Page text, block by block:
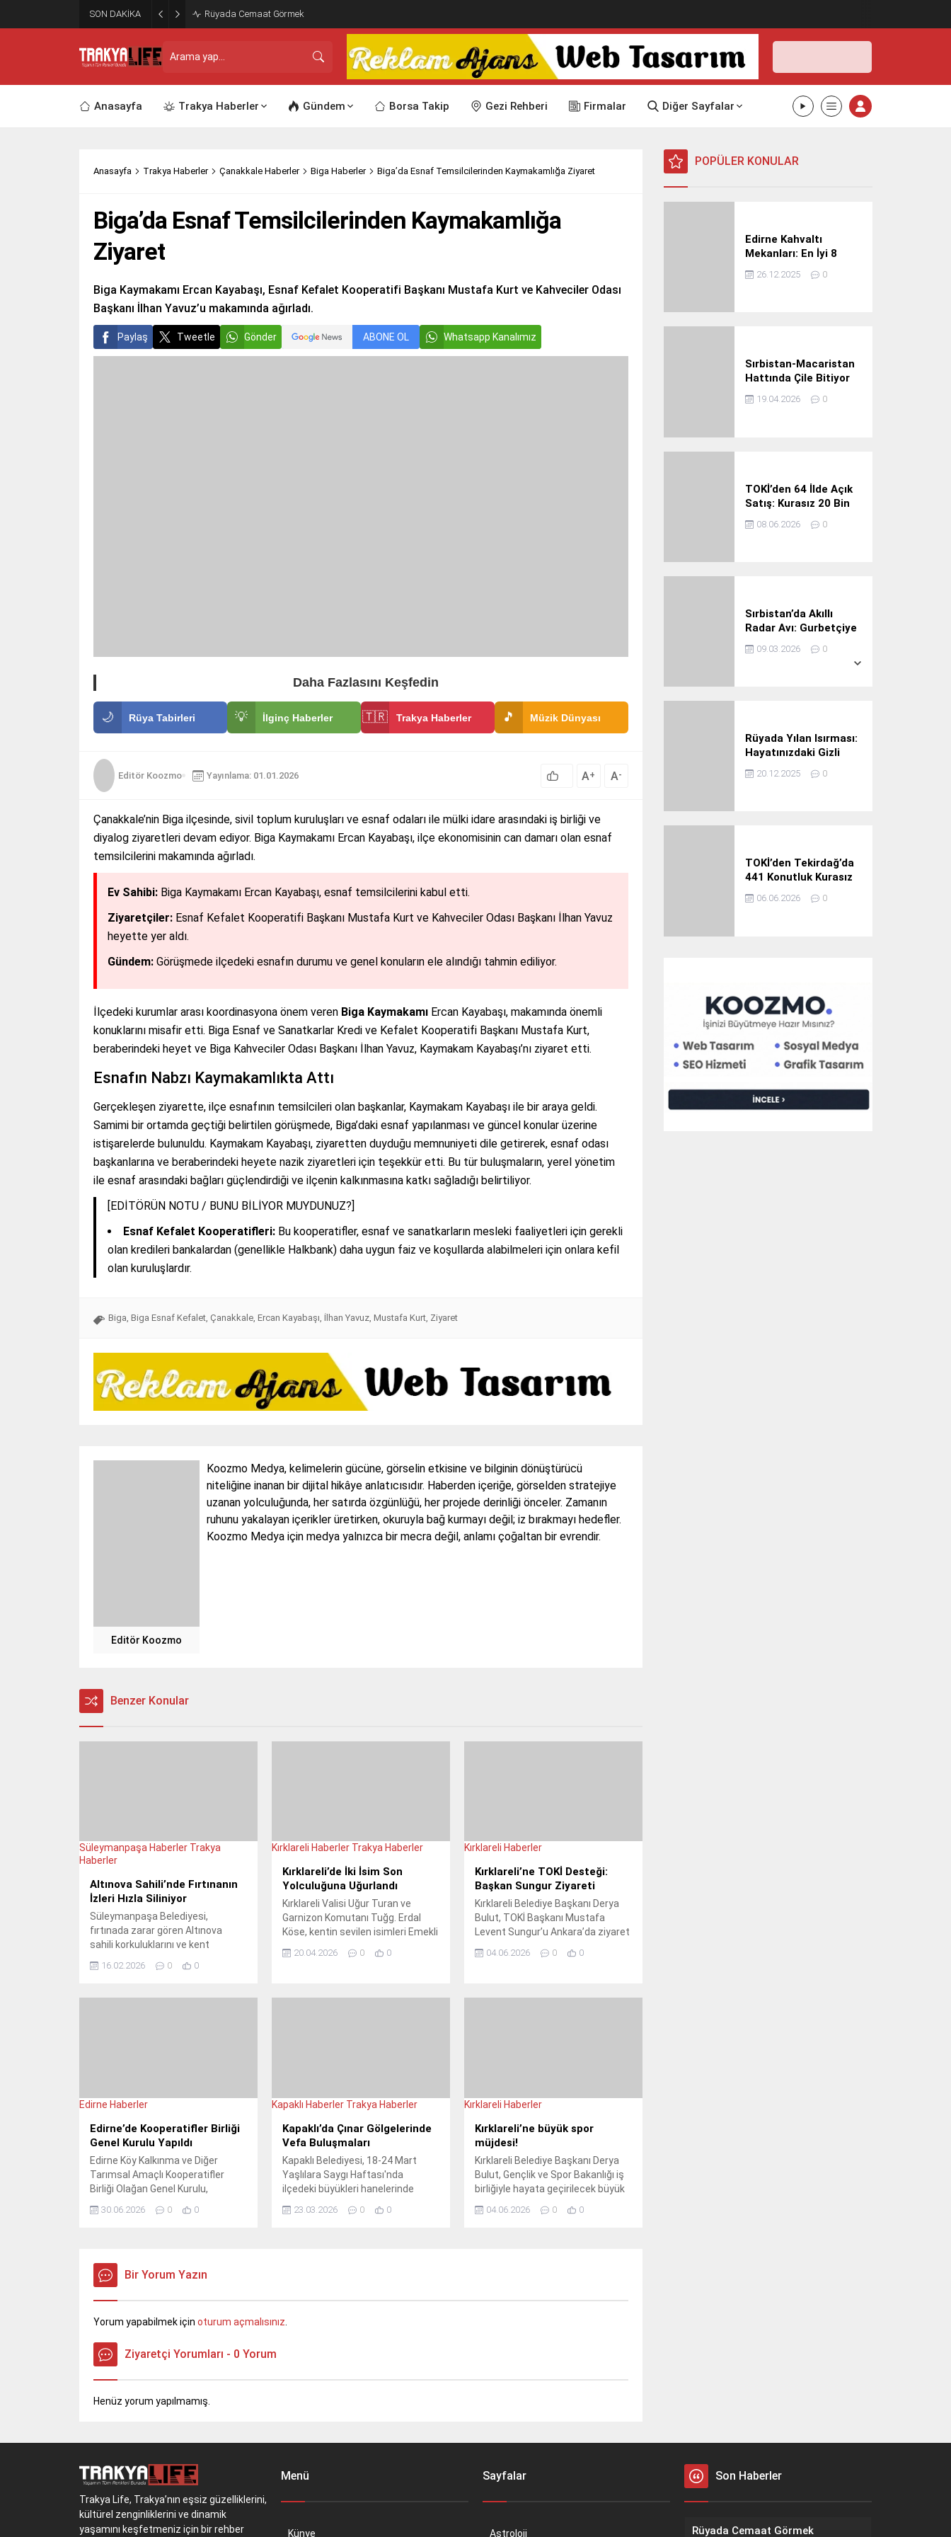
SON DAKİKA Rüyada Cemaat Görmek
Edirneİlçe
Seçin
33°
NEM
RÜZGAR
Cuma
37° /18°
Cumartesi
açık
36° / 21°
Anasayfa Trakya Haberler Gündem Borsa Takip Gezi Rehberi Firmalar Diğer Sayfalar
Anasayfa Trakya Haberler Çanakkale Haberler Biga Haberler Biga’da Esnaf Temsilcilerinden Kaymakamlığa Ziyaret
Biga’da Esnaf Temsilcilerinden Kaymakamlığa
Ziyaret
Biga Kaymakamı Ercan Kayabaşı, Esnaf Kefalet Kooperatifi Başkanı Mustafa Kurt ve Kahveciler Odası
Başkanı İlhan Yavuz’u makamında ağırladı.
Paylaş Tweetle Gönder ABONE OL Whatsapp Kanalımız
Daha Fazlasını Keşfedin
🌙 Rüya Tabirleri 💡 İlginç Haberler 🇹🇷 Trakya Haberler 🎵 Müzik Dünyası
Editör Koozmo Yayınlama: 01.01.2026 A+ A-
Çanakkale’nin Biga ilçesinde, sivil toplum kuruluşları ve esnaf odaları ile mülki idare arasındaki iş birliği ve
diyalog ziyaretleri devam ediyor. Biga Kaymakamı Ercan Kayabaşı, ilçe ekonomisinin can damarı olan esnaf
temsilcilerini makamında ağırladı.
Ev Sahibi: Biga Kaymakamı Ercan Kayabaşı, esnaf temsilcilerini kabul etti.
Ziyaretçiler: Esnaf Kefalet Kooperatifi Başkanı Mustafa Kurt ve Kahveciler Odası Başkanı İlhan Yavuz
heyette yer aldı.
Gündem: Görüşmede ilçedeki esnafın durumu ve genel konuların ele alındığı tahmin ediliyor.
İlçedeki kurumlar arası koordinasyona önem veren Biga Kaymakamı Ercan Kayabaşı, makamında önemli
konuklarını misafir etti. Biga Esnaf ve Sanatkarlar Kredi ve Kefalet Kooperatifi Başkanı Mustafa Kurt,
beraberindeki heyet ve Biga Kahveciler Odası Başkanı İlhan Yavuz, Kaymakam Kayabaşı’nı ziyaret etti.
Esnafın Nabzı Kaymakamlıkta Attı
Gerçekleşen ziyarette, ilçe esnafının temsilcileri olan başkanlar, Kaymakam Kayabaşı ile bir araya geldi.
Samimi bir ortamda geçtiği belirtilen görüşmede, Biga’daki esnaf yapılanması ve güncel konular üzerine
istişarelerde bulunuldu. Kaymakam Kayabaşı, ziyaretten duyduğu memnuniyeti dile getirerek, esnaf odası
başkanlarına ve beraberindeki heyete nazik ziyaretleri için teşekkür etti. Bu tür buluşmaların, yerel yönetim
ile esnaf arasındaki bağları güçlendirdiği ve ilçenin kalkınmasına katkı sağladığı belirtiliyor.
[EDİTÖRÜN NOTU / BUNU BİLİYOR MUYDUNUZ?]
Esnaf Kefalet Kooperatifleri: Bu kooperatifler, esnaf ve sanatkarların mesleki faaliyetleri için gerekli
olan kredileri bankalardan (genellikle Halkbank) daha uygun faiz ve koşullarda alabilmeleri için onlara kefil
olan kuruluşlardır.
Biga, Biga Esnaf Kefalet, Çanakkale, Ercan Kayabaşı, İlhan Yavuz, Mustafa Kurt, Ziyaret
Editör Koozmo
Koozmo Medya, kelimelerin gücüne, görselin etkisine ve bilginin dönüştürücü
niteliğine inanan bir dijital hikâye anlatıcısıdır. Haberden içeriğe, görselden stratejiye
uzanan yolculuğunda, her satırda özgünlüğü, her projede derinliği önceler. Zamanın
ruhunu yakalayan içerikler üretirken, okuruyla bağ kurmayı değil; iz bırakmayı hedefler.
Koozmo Medya için medya yalnızca bir mecra değil, anlamı çoğaltan bir evrendir.
Benzer Konular
Süleymanpaşa Haberler Trakya
Haberler
Altınova Sahili’nde Fırtınanın
İzleri Hızla Siliniyor
Süleymanpaşa Belediyesi,
fırtınada zarar gören Altınova
sahili korkuluklarını ve kent
mobilyalarını hızla onarıyor.
Belediye yönetimi çalışmaları
16.02.2026 0 0
Kırklareli Haberler Trakya Haberler
Kırklareli’de İki İsim Son
Yolculuğuna Uğurlandı
Kırklareli Valisi Uğur Turan ve
Garnizon Komutanı Tuğg. Erdal
Köse, kentin sevilen isimleri Emekli
Per. Bnb. Erhan Gepdiremen ve
İlyas Çetinkaya’nın cenaze
20.04.2026 0 0
Kırklareli Haberler
Kırklareli’ne TOKİ Desteği:
Başkan Sungur Ziyareti
Kırklareli Belediye Başkanı Derya
Bulut, TOKİ Başkanı Mustafa
Levent Sungur’u Ankara’da ziyaret
etti. Görüşmede şehrin gelecek
projeleri ve TOKİ iş birliği ele alındı.
04.06.2026 0 0
Edirne Haberler
Edirne’de Kooperatifler Birliği
Genel Kurulu Yapıldı
Edirne Köy Kalkınma ve Diğer
Tarımsal Amaçlı Kooperatifler
Birliği Olağan Genel Kurulu,
üreticilerin katılımıyla gerçekleşti.
pazarlama stratejileri geliştirmeyi
planlıyor.
30.06.2026 0 0
Kapaklı Haberler Trakya Haberler
Kapaklı’da Çınar Gölgelerinde
Vefa Buluşmaları
Kapaklı Belediyesi, 18-24 Mart
Yaşlılara Saygı Haftası'nda
ilçedeki büyükleri hanelerinde
ve vefa örneği sergiledi.
23.03.2026 0 0
Kırklareli Haberler
Kırklareli’ne büyük spor
müjdesi!
Kırklareli Belediye Başkanı Derya
Bulut, Gençlik ve Spor Bakanlığı iş
birliğiyle hayata geçirilecek büyük
nesiller ve spor kültürü hedefiyle
04.06.2026 0 0
Bir Yorum Yazın
Yorum yapabilmek için oturum açmalısınız
Ziyaretçi Yorumları - 0 Yorum
Henüz yorum yapılmamış.
POPÜLER KONULAR
Edirne Kahvaltı
Mekanları: En İyi 8
Mekan
26.12.2025 0
Sırbistan-Macaristan
Hattında Çile Bitiyor
19.04.2026 0
TOKİ’den 64 İlde Açık
Satış: Kurasız 20 Bin
Konut Fırsatı
08.06.2026 0
Sırbistan’da Akıllı
Radar Avı: Gurbetçiye
Ağır Ceza
09.03.2026 0
Rüyada Yılan Isırması:
Hayatınızdaki Gizli
Tehlikeler ve Büyük
Uyarılar
20.12.2025 0
TOKİ’den Tekirdağ’da
441 Konutluk Kurasız
ve Ön Başvurusuz Dev
Satış
06.06.2026 0
Trakya Life, Trakya’nın eşsiz güzelliklerini,
kültürel zenginliklerini ve dinamik
yaşamını keşfetmeniz için bir rehber
Menü
Künye
Sayfalar
Astroloji
Son Haberler
Rüyada Cemaat Görmek